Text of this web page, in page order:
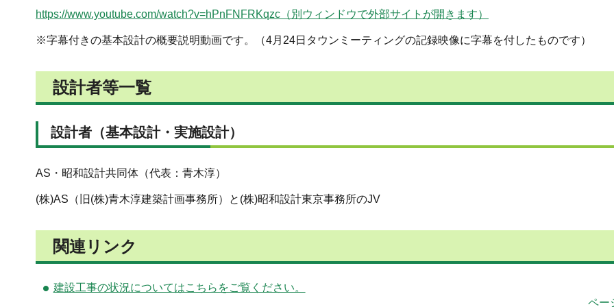
https://www.youtube.com/watch?v=hPnFNFRKqzc（別ウィンドウで外部サイトが開きます）
※字幕付きの基本設計の概要説明動画です。（4月24日タウンミーティングの記録映像に字幕を付したものです）
設計者等一覧
設計者（基本設計・実施設計）
AS・昭和設計共同体（代表：青木淳）
(株)AS（旧(株)青木淳建築計画事務所）と(株)昭和設計東京事務所のJV
関連リンク
建設工事の状況についてはこちらをご覧ください。
ペー